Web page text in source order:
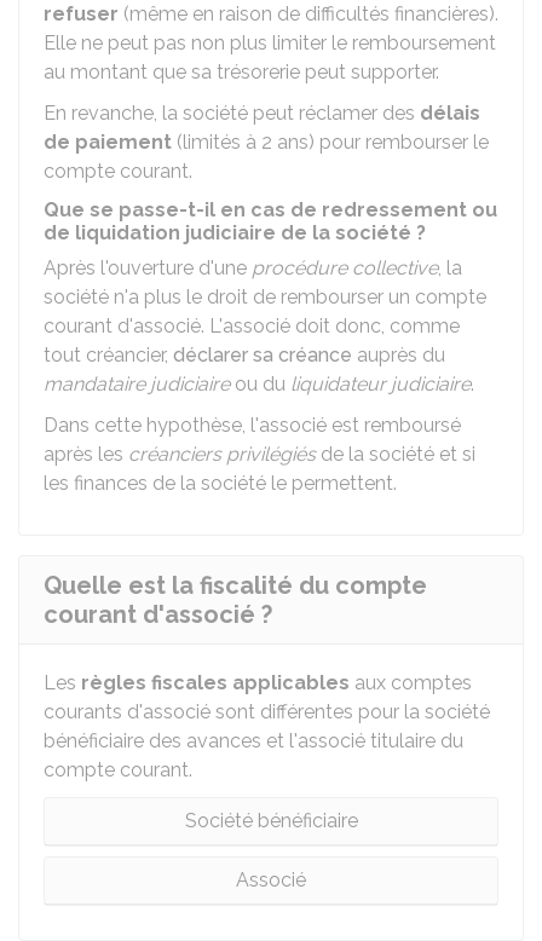
refuser (même en raison de difficultés financières).
Elle ne peut pas non plus limiter le remboursement
au montant que sa trésorerie peut supporter.
En revanche, la société peut réclamer des délais
de paiement (limités à 2 ans) pour rembourser le
compte courant.
Que se passe-t-il en cas de redressement ou
de liquidation judiciaire de la société ?
Après l'ouverture d'une procédure collective, la
société n'a plus le droit de rembourser un compte
courant d'associé. L'associé doit donc, comme
tout créancier, déclarer sa créance auprès du
mandataire judiciaireou du liquidateur judiciaire.
Dans cette hypothèse, l'associé est remboursé
après les créanciers privilégiésde la société et si
les finances de la société le permettent.
Quelle est la fiscalité du compte
courant d'associé ?
Les règles fiscales applicables aux comptes
courants d'associé sont différentes pour la société
bénéficiaire des avances et l'associé titulaire du
compte courant.
Société bénéficiaire
Associé